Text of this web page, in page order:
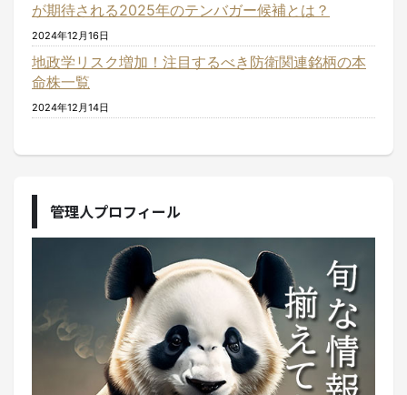
が期待される2025年のテンバガー候補とは？
2024年12月16日
地政学リスク増加！注目するべき防衛関連銘柄の本
命株一覧
2024年12月14日
管理人プロフィール